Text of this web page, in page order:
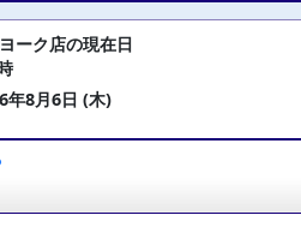
ーク店の現在日
年8月6日 (木)